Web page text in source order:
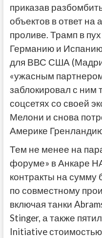
приказав
объектов в ответ на
проливе. Трамп в
Германию и Испанию
для ВВС США
«ужасным
заблокировал с ним
соцсетях со своей
Мелони и снова
Америке
Тем не менее на
форуме» в Анкаре
контракты на
по совместному
включая танки
Stinger, а также
Initiative